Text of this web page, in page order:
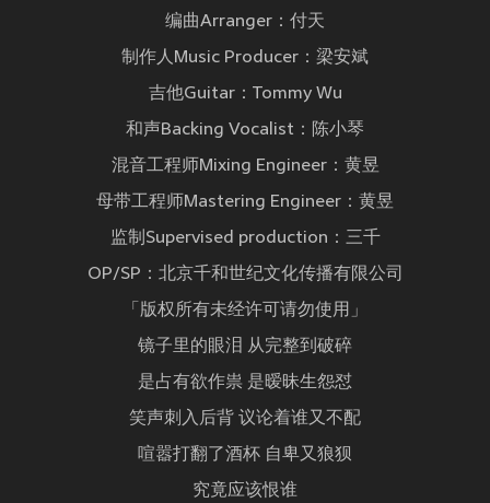
编曲Arranger：付天
制作人Music Producer：梁安斌
吉他Guitar：Tommy Wu
和声Backing Vocalist：陈小琴
混音工程师Mixing Engineer：黄昱
母带工程师Mastering Engineer：黄昱
监制Supervised production：三千
OP/SP：北京千和世纪文化传播有限公司
「版权所有未经许可请勿使用」
镜子里的眼泪 从完整到破碎
是占有欲作祟 是暧昧生怨怼
笑声刺入后背 议论着谁又不配
喧嚣打翻了酒杯 自卑又狼狈
究竟应该恨谁